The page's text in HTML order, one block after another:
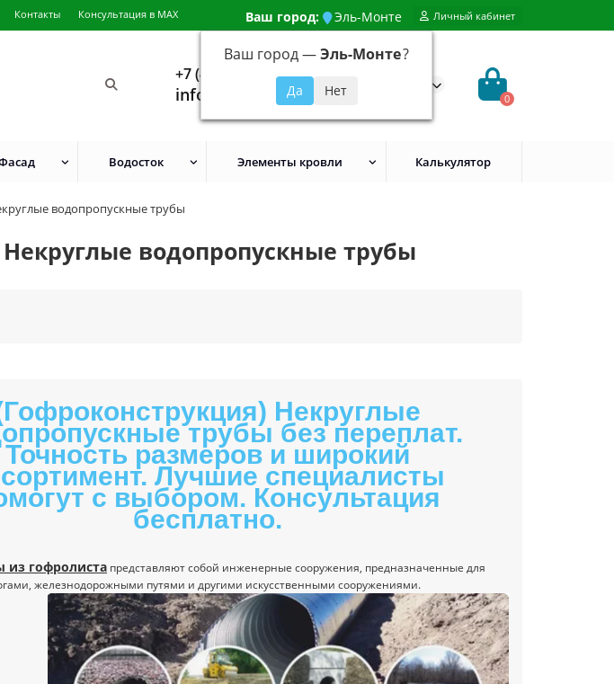
Контакты Консультация в MAX Ваш город: Эль-Монте
Ваш город —Эль-Монте?
Личный кабинет
+7 (499) 648-92-94
info@evroshtaketnikmoskva.ru 0
Водосток Элементы кровли Калькулятор
водопропускные трубы
водопропускные трубы
Некруглые
трубы без переплат.
Точность размеров и широкий
Лучшие специалисты
с выбором. Консультация
бесплатно.
из гофролиста представляют собой инженерные сооружения, предназначенные для
железнодорожными путями и другими искусственными сооружениями.